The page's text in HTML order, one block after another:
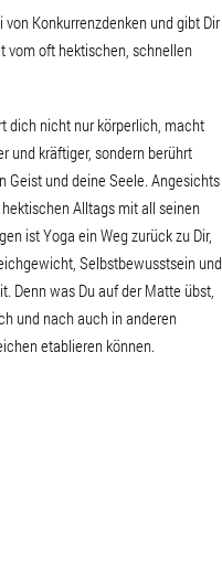
von Konkurrenzdenken und gibt Dir
vom oft hektischen, schnellen
dich nicht nur körperlich, macht
und kräftiger, sondern berührt
Geist und deine Seele. Angesichts
Alltags mit all seinen
ist Yoga ein Weg zurück zu Dir,
Selbstbewusstsein und
Denn was Du auf der Matte übst,
und nach auch in anderen
etablieren können.